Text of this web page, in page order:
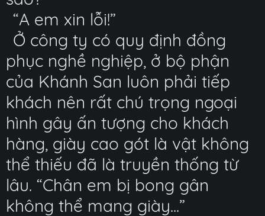
“A em xin lỗi!”
Ở công ty có quy định đồng
phục nghề nghiệp, ở bộ phận
của Khánh San luôn phải tiếp
khách nên rất chú trọng ngoại
hình gây ấn tượng cho khách
hàng, giày cao gót là vật không
thể thiếu đã là truyền thống từ
lâu. “Chân em bị bong gân
không thể mang giày...”